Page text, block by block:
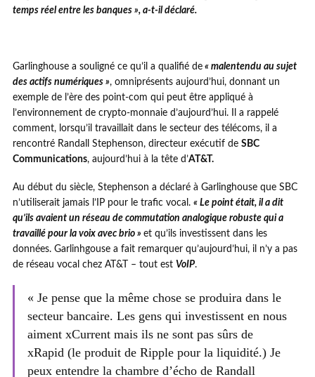
temps réel entre les banques », a-t-il déclaré.
Garlinghouse a souligné ce qu’il a qualifié de « malentendu au sujet
des actifs numériques », omniprésents aujourd’hui, donnant un
exemple de l’ère des point-com qui peut être appliqué à
l’environnement de crypto-monnaie d’aujourd’hui. Il a rappelé
comment, lorsqu’il travaillait dans le secteur des télécoms, il a
rencontré Randall Stephenson, directeur exécutif de SBC
Communications, aujourd’hui à la tête d’AT&T.
Au début du siècle, Stephenson a déclaré à Garlinghouse que SBC
n’utiliserait jamais l’IP pour le trafic vocal. « Le point était, il a dit
qu’ils avaient un réseau de commutation analogique robuste qui a
travaillé pour la voix avec brio » et qu’ils investissent dans les
données. Garlinhgouse a fait remarquer qu’aujourd’hui, il n’y a pas
de réseau vocal chez AT&T – tout est VoIP.
« Je pense que la même chose se produira dans le
secteur bancaire. Les gens qui investissent en nous
aiment xCurrent mais ils ne sont pas sûrs de
xRapid (le produit de Ripple pour la liquidité.) Je
peux entendre la chambre d’écho de Randall